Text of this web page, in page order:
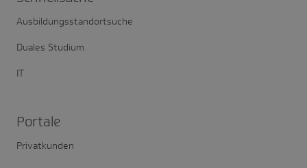
Ausbildungsstandortsuche
Duales Studium
IT
Portale
Privatkunden